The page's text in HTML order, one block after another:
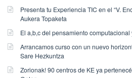
p
b
l
s
Presenta tu Experiencia TIC en el “V.
Aukera Topaketa
El a,b,c del pensamiento
Arrancamos curso con un nuevo
Sare Hezkuntza
Zorionak! 90 centros de KE ya